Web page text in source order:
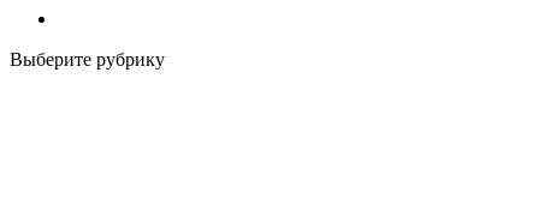
Выберите рубрику